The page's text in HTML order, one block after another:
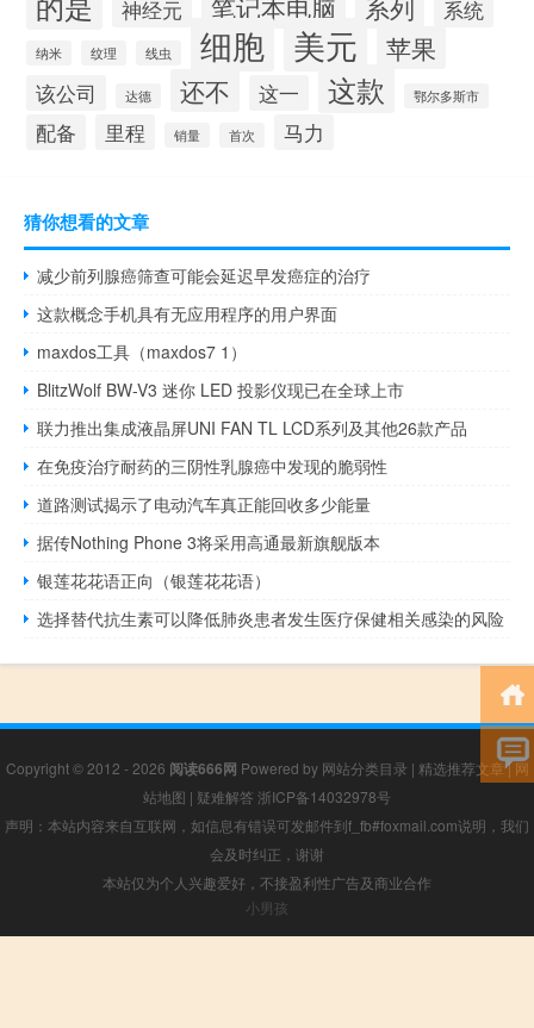
神经元 系统
纳米 纹理 线虫 细胞 美元 苹果
该公司 达德 还不 这一 这款 鄂尔多斯市
配备 里程 销量 首次 马力
猜你想看的文章
减少前列腺癌筛查可能会延迟早发癌症的治疗
这款概念手机具有无应用程序的用户界面
maxdos工具（maxdos7 1）
BlitzWolf BW-V3 迷你 LED 投影仪现已在全球上市
联力推出集成液晶屏UNI FAN TL LCD系列及其他26款产品
在免疫治疗耐药的三阴性乳腺癌中发现的脆弱性
道路测试揭示了电动汽车真正能回收多少能量
据传Nothing Phone 3将采用高通最新旗舰版本
银莲花花语正向（银莲花花语）
选择替代抗生素可以降低肺炎患者发生医疗保健相关感染的风险
Copyright © 2012 - 2026 阅读666网 Powered by 网站分类目录 | 精选推荐文章|网
站地图 | 疑难解答 浙ICP备14032978号
声明：本站内容来自互联网，如信息有错误可发邮件到f_fb#foxmail.com说明，我们
会及时纠正，谢谢
本站仅为个人兴趣爱好，不接盈利性广告及商业合作
小男孩